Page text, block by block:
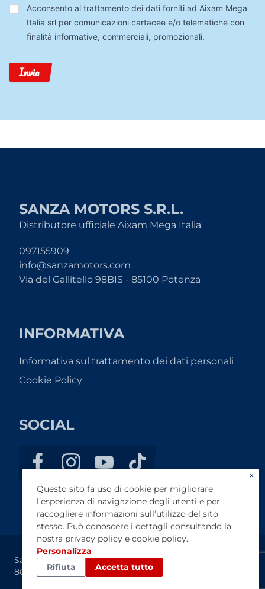
Trattamento
Dati
Acconsento al trattamento dei dati forniti ad Aixam Mega
Italia srl per comunicazioni cartacee e/o telematiche con
finalità informative, commerciali, promozionali.
Invia
SANZA MOTORS S.R.L.
Distributore ufficiale Aixam Mega Italia
097155909
info@sanzamotors.com
Via del Gallitello 98BIS - 85100 Potenza
INFORMATIVA
Informativa sul trattamento dei dati personali
Cookie Policy
SOCIAL
Sanza Motors S.R.L. - P.IVA: 07263380631 - Cap. Soc. €
80.000
×
Questo sito fa uso di cookie per migliorare
l’esperienza di navigazione degli utenti e per
raccogliere informazioni sull’utilizzo del sito
stesso. Può conoscere i dettagli consultando la
nostra privacy policy e cookie policy.
Personalizza
Rifiuta
Accetta tutto